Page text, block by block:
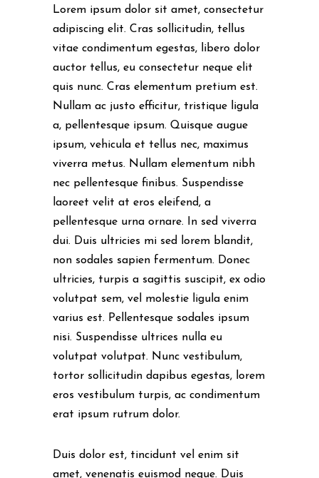
Lorem ipsum dolor sit amet, consectetur
adipiscing elit. Cras sollicitudin, tellus
vitae condimentum egestas, libero dolor
auctor tellus, eu consectetur neque elit
quis nunc. Cras elementum pretium est.
Nullam ac justo efficitur, tristique ligula
a, pellentesque ipsum. Quisque augue
ipsum, vehicula et tellus nec, maximus
viverra metus. Nullam elementum nibh
nec pellentesque finibus. Suspendisse
laoreet velit at eros eleifend, a
pellentesque urna ornare. In sed viverra
dui. Duis ultricies mi sed lorem blandit,
non sodales sapien fermentum. Donec
ultricies, turpis a sagittis suscipit, ex odio
volutpat sem, vel molestie ligula enim
varius est. Pellentesque sodales ipsum
nisi. Suspendisse ultrices nulla eu
volutpat volutpat. Nunc vestibulum,
tortor sollicitudin dapibus egestas, lorem
eros vestibulum turpis, ac condimentum
erat ipsum rutrum dolor.
Duis dolor est, tincidunt vel enim sit
amet, venenatis euismod neque. Duis